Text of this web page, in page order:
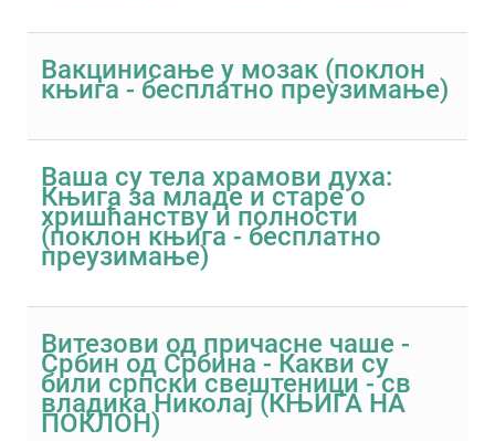
Вакцинисање у мозак (поклон
књига - бесплатно преузимање)
Ваша су тела храмови духа:
Књига за младе и старе о
хришћанству и полности
(поклон књига - бесплатно
преузимање)
Витезови од причасне чаше -
Србин од Србина - Какви су
били српски свештеници - св
владика Николај (КЊИГА НА
ПОКЛОН)